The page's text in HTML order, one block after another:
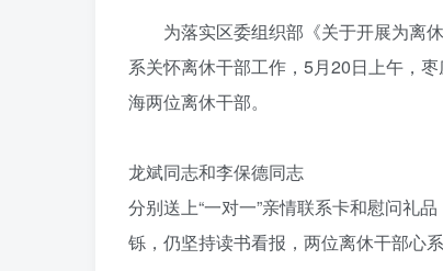
为落实区委组织部《关于开展为离休
系关怀离休干部工作，5月20日上午，
海两位离休干部。
龙斌同志和李保德同志
分别送上“一对一”亲情联系卡和慰问礼
铄，仍坚持读书看报，两位离休干部心